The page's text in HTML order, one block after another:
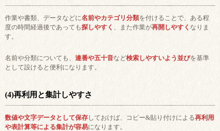
作業や書類、データなどに名前やカテゴリ分類を付けることで、ある程
度の時間経過後であっても探しやすく 、また作業が再開しやすく なりま
す。
名前や分類についても、 連番や五十音など検索しやすいよう並びを基準
として設けると便利になります。
(4)再利用と集計しやすさ
数値や文字データとして保存 しておけば、コピー&貼り付けによる再利用
や表計算等による集計が容易になります。